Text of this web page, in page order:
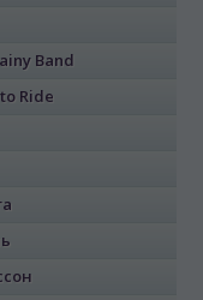
Band
Ride